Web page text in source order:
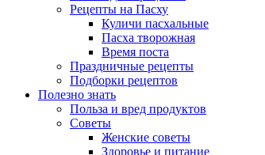
Рецепты на Пасху
Куличи пасхальные
Пасха творожная
Время поста
Праздничные рецепты
Подборки рецептов
Полезно знать
Польза и вред продуктов
Советы
Женские советы
Здоровье и питание